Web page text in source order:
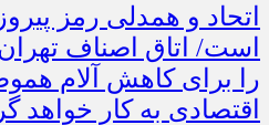
اتحاد و همدلی رمز
است/ اتاق اصناف
را برای کاهش آلام
اقتصادی به کار خواهد